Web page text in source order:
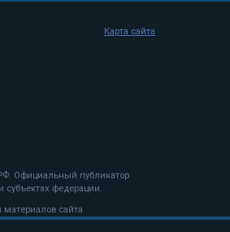
Официальный публикатор
субъектах федерации.
сайта
Карта сайта